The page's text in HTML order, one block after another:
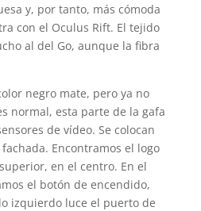
y, por tanto, más cómoda
con el Oculus Rift. El tejido
al del Go, aunque la fibra
negro mate, pero ya no
normal, esta parte de la gafa
de vídeo. Se colocan
Encontramos el logo
en el centro. En el
el botón de encendido,
izquierdo luce el puerto de